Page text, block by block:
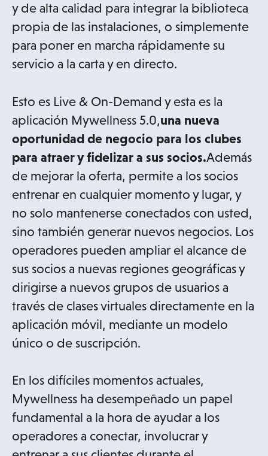
y de alta calidad para integrar la biblioteca
propia de las instalaciones, o simplemente
para poner en marcha rápidamente su
servicio a la carta y en directo.
Esto es Live & On-Demand y esta es la
aplicación Mywellness 5.0,una nueva
oportunidad de negocio para los clubes
para atraer y fidelizar a sus socios.Además
de mejorar la oferta, permite a los socios
entrenar en cualquier momento y lugar, y
no solo mantenerse conectados con usted,
sino también generar nuevos negocios. Los
operadores pueden ampliar el alcance de
sus socios a nuevas regiones geográficas y
dirigirse a nuevos grupos de usuarios a
través de clases virtuales directamente en la
aplicación móvil, mediante un modelo
único o de suscripción.
En los difíciles momentos actuales,
Mywellness ha desempeñado un papel
fundamental a la hora de ayudar a los
operadores a conectar, involucrar y